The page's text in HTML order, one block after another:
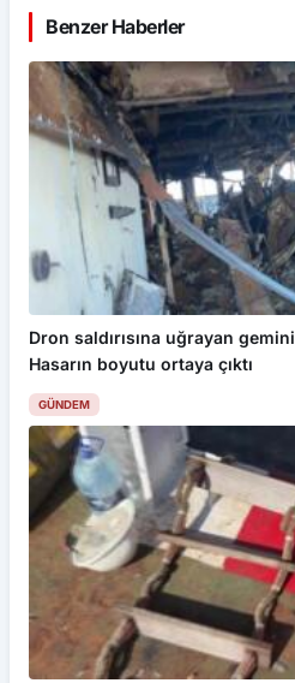
Dron saldırısına uğrayan
Hasarın boyutu ortaya çıktı
GÜNDEM
Dron saldırısında Türk
Samsun’a getirildi